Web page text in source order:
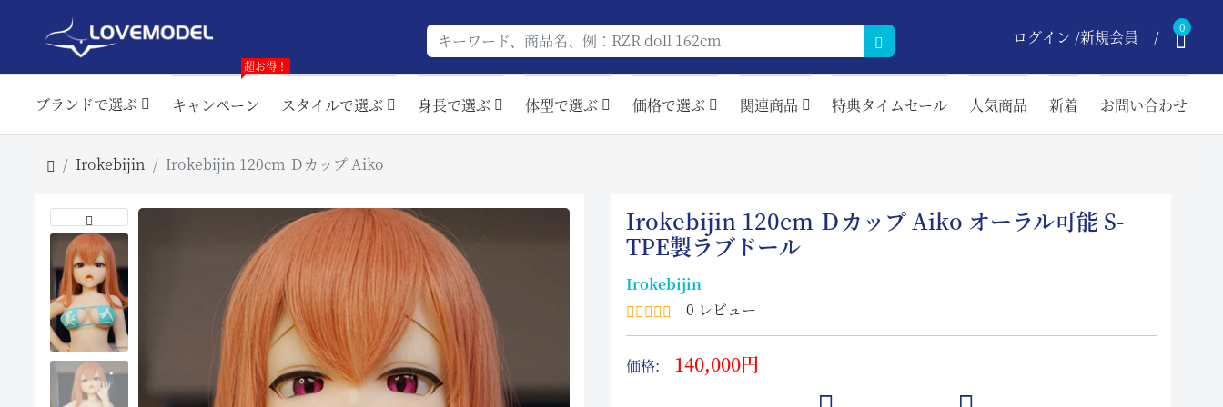
ログイン /新規会員 0
ブランドで選ぶ キャンペーン
超お得！
スタイルで選ぶ 身長で選ぶ 体型で選ぶ 価格で選ぶ 関連商品 特典タイムセール 人気商品 新着 お問い合わせ
Irokebijin Irokebijin 120cm Ｄカップ Aiko
Irokebijin 120cm Ｄカップ Aiko オーラル可能 S-
TPE製ラブドール
Irokebijin
0 レビュー
価格: 140,000円